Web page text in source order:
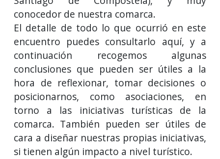
conocedor de nuestra comarca.
El detalle de todo lo que ocurrió en este
encuentro puedes consultarlo aquí, y a
continuación recogemos algunas
conclusiones que pueden ser útiles a la
hora de reflexionar, tomar decisiones o
posicionarnos, como asociaciones, en
torno a las iniciativas turísticas de la
comarca. También pueden ser útiles de
cara a diseñar nuestras propias iniciativas,
si tienen algún impacto a nivel turístico.